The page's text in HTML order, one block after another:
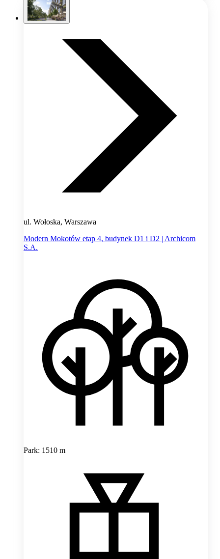
ul. Wołoska, Warszawa
Modern Mokotów etap 4, budynek D1 i D2 | Archicom
S.A.
Park: 1510 m